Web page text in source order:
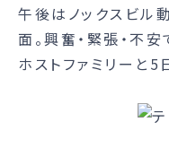
午後はノックスビル
面。興奮・緊張・不
ホストファミリーと5